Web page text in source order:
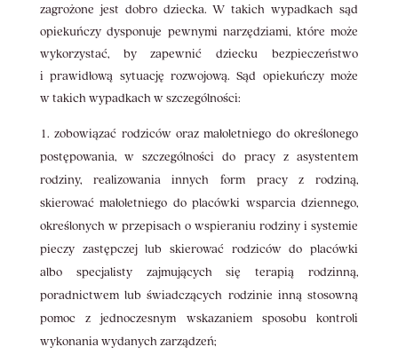
zagrożone jest dobro dziecka. W takich wypadkach sąd
opiekuńczy dysponuje pewnymi narzędziami, które może
wykorzystać, by zapewnić dziecku bezpieczeństwo
i prawidłową sytuację rozwojową. Sąd opiekuńczy może
w takich wypadkach w szczególności:
zobowiązać rodziców oraz małoletniego do określonego
postępowania, w szczególności do pracy z asystentem
rodziny, realizowania innych form pracy z rodziną,
skierować małoletniego do placówki wsparcia dziennego,
określonych w przepisach o wspieraniu rodziny i systemie
pieczy zastępczej lub skierować rodziców do placówki
albo specjalisty zajmujących się terapią rodzinną,
poradnictwem lub świadczących rodzinie inną stosowną
pomoc z jednoczesnym wskazaniem sposobu kontroli
wykonania wydanych zarządzeń;